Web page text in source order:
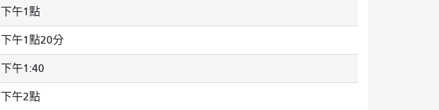
下午1點
下午1點20分
下午1:40
下午2點